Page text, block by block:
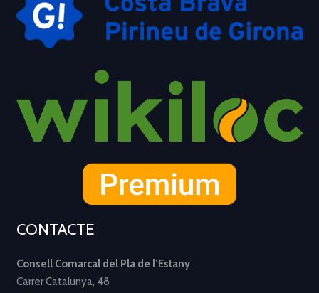
CONTACTE
Consell Comarcal del Pla de l’Estany
Carrer Catalunya, 48